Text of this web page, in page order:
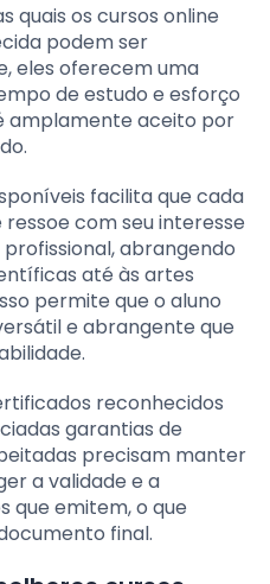
quais os cursos online
podem ser
eles oferecem uma
de estudo e esforço
amplamente aceito por
facilita que cada
com seu interesse
abrangendo
até às artes
permite que o aluno
e abrangente que
reconhecidos
garantias de
precisam manter
a validade e a
que emitem, o que
final.